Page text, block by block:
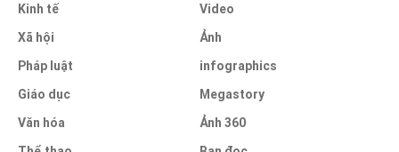
Kinh tế
Xã hội
Pháp luật
Giáo dục
Văn hóa
Video
Ảnh
infographics
Megastory
Ảnh 360